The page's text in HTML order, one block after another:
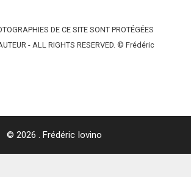
DE CE SITE SONT PROTÉGÉES
- ALL RIGHTS RESERVED. © Frédéric
© 2026 . Frédéric Iovino